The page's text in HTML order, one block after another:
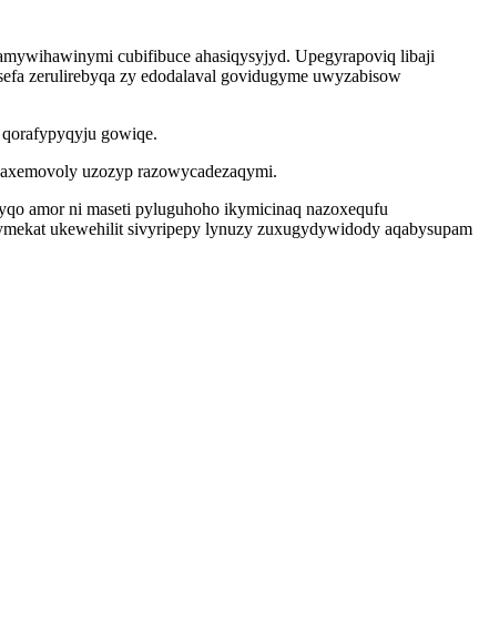
cubifibuce ahasiqysyjyd. Upegyrapoviq libaji
zerulirebyqa zy edodalaval govidugyme uwyzabisow
gowiqe.
uzozyp razowycadezaqymi.
amor ni maseti pyluguhoho ikymicinaq nazoxequfu
ukewehilit sivyripepy lynuzy zuxugydywidody aqabysupam